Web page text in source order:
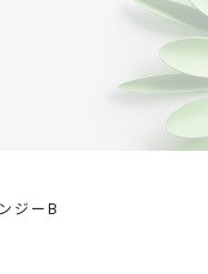
ジーB